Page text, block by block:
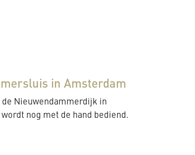
in Amsterdam
Nieuwendammerdijk in
nog met de hand bediend.